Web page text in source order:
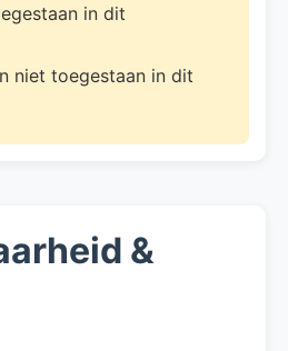
in dit
niet toegestaan in dit
&